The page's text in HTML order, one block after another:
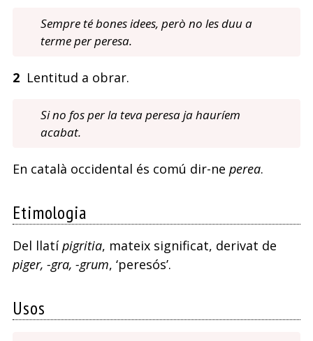
Sempre té bones idees, però no les duu a
terme per peresa.
2Lentitud a obrar.
Si no fos per la teva peresa ja hauríem
acabat.
En català occidental és comú dir-ne perea.
Etimologia
Del llatípigritia, mateix significat, derivat de
piger, -gra, -grum, ‘peresós’.
Usos